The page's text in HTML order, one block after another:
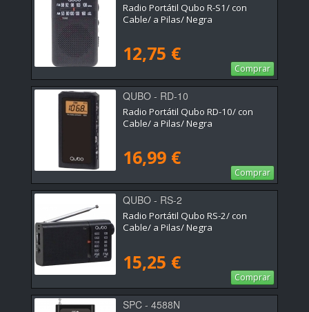
Radio Portátil Qubo R-S1/ con
Cable/ a Pilas/ Negra
12,75 €
Comprar
QUBO - RD-10
Radio Portátil Qubo RD-10/ con
Cable/ a Pilas/ Negra
16,99 €
Comprar
QUBO - RS-2
Radio Portátil Qubo RS-2/ con
Cable/ a Pilas/ Negra
15,25 €
Comprar
SPC - 4588N